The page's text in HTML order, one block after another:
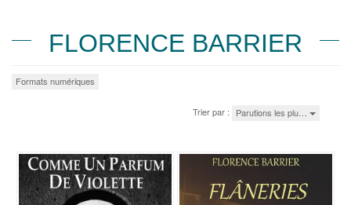
FLORENCE BARRIER
Formats numériques
Trier par : Parutions les plu…